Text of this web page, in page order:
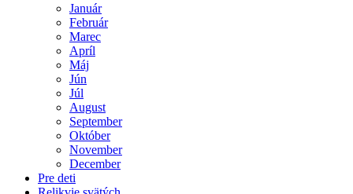
Január
Február
Marec
Apríl
Máj
Jún
Júl
August
September
Október
November
December
Pre deti